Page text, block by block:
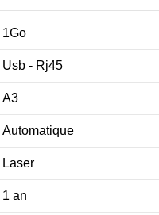
1Go
Usb - Rj45
A3
Automatique
Laser
1 an